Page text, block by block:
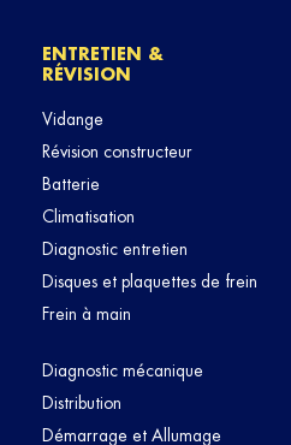
ENTRETIEN &
RÉVISION
Vidange
Révision constructeur
Batterie
Climatisation
Diagnostic entretien
Disques et plaquettes de frein
Frein à main
Diagnostic mécanique
Distribution
Démarrage et Allumage